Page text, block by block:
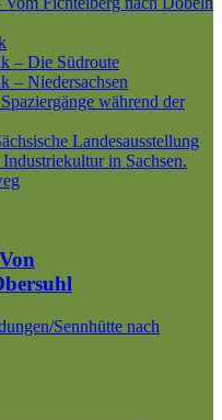
– Die Südroute
– Niedersachsen
während der
Landesausstellung
in Sachsen.
Sennhütte nach